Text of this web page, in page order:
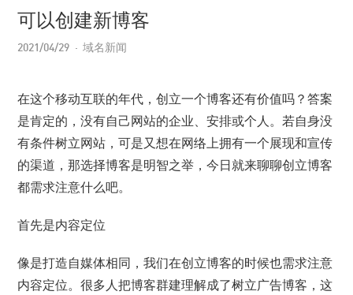
可以创建新博客
2021/04/29 域名新闻
在这个移动互联的年代，创立一个博客还有价值吗？答案
是肯定的，没有自己网站的企业、安排或个人。若自身没
有条件树立网站，可是又想在网络上拥有一个展现和宣传
的渠道，那选择博客是明智之举，今日就来聊聊创立博客
都需求注意什么吧。
首先是内容定位
像是打造自媒体相同，我们在创立博客的时候也需求注意
内容定位。很多人把博客群建理解成了树立广告博客，这